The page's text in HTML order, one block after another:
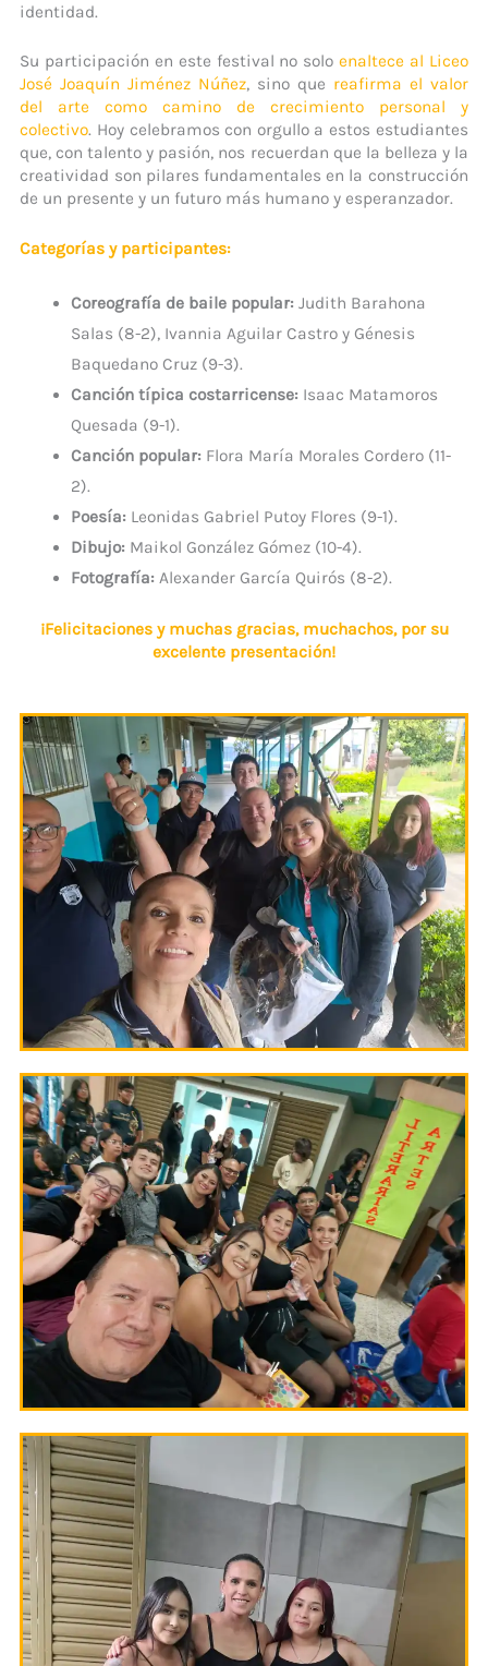
identidad.
Su participación en este festival no soloenaltece al Liceo
José Joaquín Jiménez Núñez, sino que reafirma el valor
del arte como camino de crecimiento personal y
colectivo. Hoy celebramos con orgullo a estos estudiantes
que, con talento y pasión, nos recuerdan que la belleza y la
creatividad son pilares fundamentales en la construcción
de un presente y un futuro más humano y esperanzador.
Categorías y participantes:
Coreografía de baile popular: Judith Barahona
Salas (8-2), Ivannia Aguilar Castro y Génesis
Baquedano Cruz (9-3).
Canción típica costarricense: Isaac Matamoros
Quesada (9-1).
Canción popular: Flora María Morales Cordero (11-
2).
Poesía: Leonidas Gabriel Putoy Flores (9-1).
Dibujo: Maikol González Gómez (10-4).
Fotografía: Alexander García Quirós (8-2).
¡Felicitaciones y muchas gracias, muchachos, por su
excelente presentación!